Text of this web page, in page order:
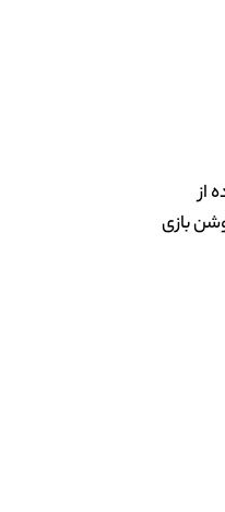
از
بازی